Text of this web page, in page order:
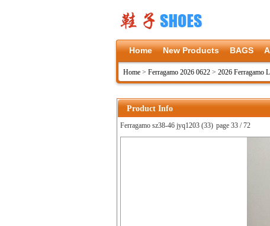
Home New Products BAGS
Home > Ferragamo 2026 0622 > 2026 Ferragamo
Product Info
Ferragamo sz38-46 jyq1203 (33) page 33 / 72